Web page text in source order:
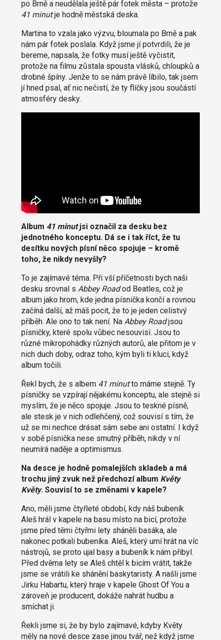
po Brně a neudělala ještě pár fotek města – protože
41 minutje hodně městská deska.
Martina to vzala jako výzvu, bloumala po Brně a pak
nám pár fotek poslala. Když jsme jí potvrdili, že je
bereme, napsala, že fotky musí ještě vyčistit,
protože na filmu zůstala spousta vlásků, chloupků a
drobné špíny. Jenže to se nám právě líbilo, tak jsem
jí hned psal, ať nic nečistí, že ty flíčky jsou součástí
atmosféry desky.
Album 41 minutjsi označil za desku bez
jednotného konceptu. Dá se i tak říct, že tu
desítku nových písní něco spojuje – kromě
toho, že nikdy nevyšly?
To je zajímavé téma. Při vší příčetnosti bych naši
desku srovnal s Abbey Roadod Beatles, což je
album jako hrom, kde jedna písnička končí a rovnou
začíná další, až máš pocit, že to je jeden celistvý
příběh. Ale ono to tak není. Na Abbey Roadjsou
písničky, které spolu vůbec nesouvisí. Jsou to
různé mikropohádky různých autorů, ale přitom je v
nich duch doby, odraz toho, kým byli ti kluci, když
album točili.
Řekl bych, že s albem 41 minutto máme stejně. Ty
písničky se vzpírají nějakému konceptu, ale stejně si
myslím, že je něco spojuje. Jsou to teskné písně,
ale stesk je v nich odlehčený, což souvisí s tím, že
už se mi nechce drásat sám sebe ani ostatní. I když
v sobě písnička nese smutný příběh, nikdy v ní
neumírá naděje a optimismus.
Na desce je hodně pomalejších skladeb a má
trochu jiný zvuk než předchozí album Květy
Květy. Souvisí to se změnami v kapele?
Ano, měli jsme čtyřleté období, kdy náš bubeník
Aleš hrál v kapele na basu místo na bicí, protože
jsme před těmi čtyřmi lety sháněli basáka, ale
nakonec potkali bubeníka. Aleš, který umí hrát na víc
nástrojů, se proto ujal basy a bubeník k nám přibyl.
Před dvěma lety se Aleš chtěl k bicím vrátit, takže
jsme se vrátili ke shánění baskytaristy. A našli jsme
Jirku Habartu, který hraje v kapele Ghost Of You a
zároveň je producent, dokáže nahrát hudbu a
smíchat ji.
Řekli jsme si, že by bylo zajímavé, kdyby Květy
měly na nové desce zase jinou tvář, než když jsme